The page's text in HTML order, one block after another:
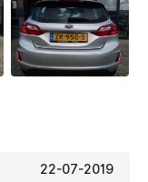
22-07-2019